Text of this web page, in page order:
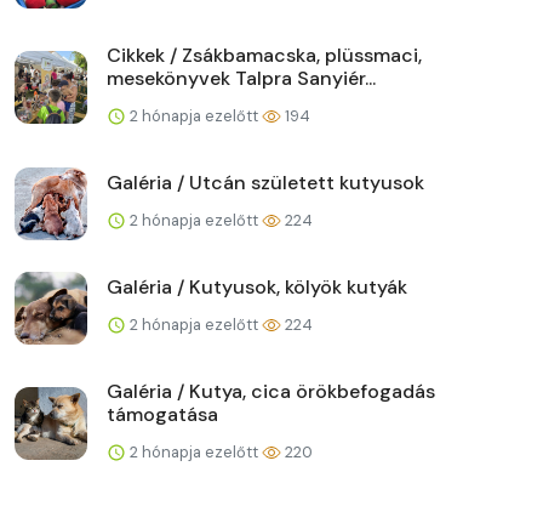
Cikkek / Zsákbamacska, plüssmaci,
mesekönyvek Talpra Sanyiér...
2 hónapja ezelőtt 194
Galéria / Utcán született kutyusok
2 hónapja ezelőtt 224
Galéria / Kutyusok, kölyök kutyák
2 hónapja ezelőtt 224
Galéria / Kutya, cica örökbefogadás
támogatása
2 hónapja ezelőtt 220